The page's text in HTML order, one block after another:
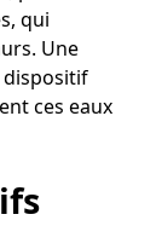
qui
Une
dispositif
ces eaux